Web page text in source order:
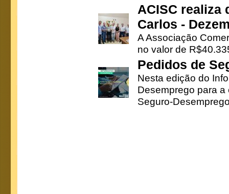
ACISC realiza
Carlos -
A Associação
no valor de
Pedidos de
Nesta edição do
Desemprego para
Seguro-